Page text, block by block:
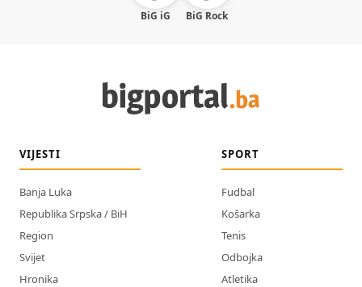
BiG iG BiG Rock
VIJESTI
Banja Luka
Republika Srpska / BiH
Region
Svijet
Hronika
SPORT
Fudbal
Košarka
Tenis
Odbojka
Atletika